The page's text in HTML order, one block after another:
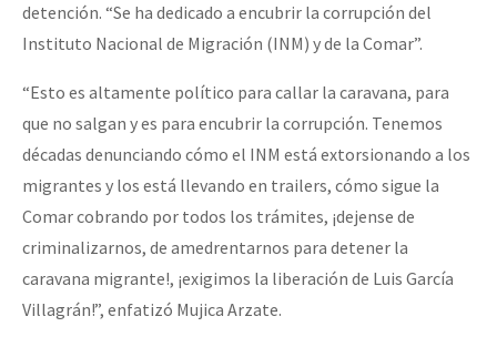
detención. “Se ha dedicado a encubrir la corrupción del
Instituto Nacional de Migración (INM) y de la Comar”.
“Esto es altamente político para callar la caravana, para
que no salgan y es para encubrir la corrupción. Tenemos
décadas denunciando cómo el INM está extorsionando a los
migrantes y los está llevando en trailers, cómo sigue la
Comar cobrando por todos los trámites, ¡dejense de
criminalizarnos, de amedrentarnos para detener la
caravana migrante!, ¡exigimos la liberación de Luis García
Villagrán!”, enfatizó Mujica Arzate.